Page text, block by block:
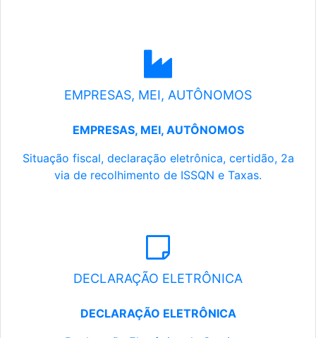
EMPRESAS, MEI, AUTÔNOMOS
EMPRESAS, MEI, AUTÔNOMOS
Situação fiscal, declaração eletrônica, certidão, 2a
via de recolhimento de ISSQN e Taxas.
DECLARAÇÃO ELETRÔNICA
DECLARAÇÃO ELETRÔNICA